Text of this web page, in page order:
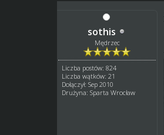
sothis
Mędrzec
Liczba postów: 824
Liczba wątków: 21
Dołączył: Sep 2010
Drużyna: Sparta Wrocław